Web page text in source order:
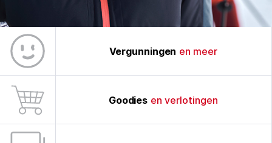
Vergunningen en meer
Goodies en verlotingen